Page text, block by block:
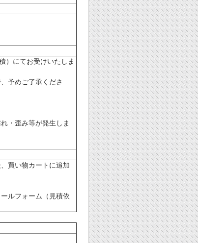
）にてお受けいたしま
予めご了承くださ
・歪み等が発生しま
買い物カートに追加
ルフォーム（見積依